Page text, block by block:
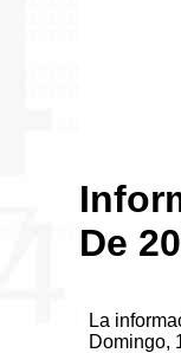
De
La
Domingo,